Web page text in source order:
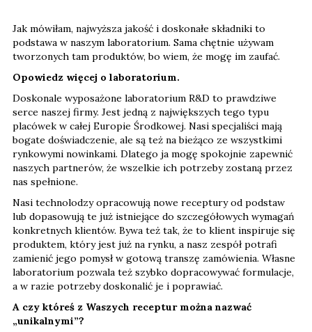
Jak mówiłam, najwyższa jakość i doskonałe składniki to
podstawa w naszym laboratorium. Sama chętnie używam
tworzonych tam produktów, bo wiem, że mogę im zaufać.
Opowiedz więcej o laboratorium.
Doskonale wyposażone laboratorium R&D to prawdziwe
serce naszej firmy. Jest jedną z największych tego typu
placówek w całej Europie Środkowej. Nasi specjaliści mają
bogate doświadczenie, ale są też na bieżąco ze wszystkimi
rynkowymi nowinkami. Dlatego ja mogę spokojnie zapewnić
naszych partnerów, że wszelkie ich potrzeby zostaną przez
nas spełnione.
Nasi technolodzy opracowują nowe receptury od podstaw
lub dopasowują te już istniejące do szczegółowych wymagań
konkretnych klientów. Bywa też tak, że to klient inspiruje się
produktem, który jest już na rynku, a nasz zespół potrafi
zamienić jego pomysł w gotową transzę zamówienia. Własne
laboratorium pozwala też szybko dopracowywać formulacje,
a w razie potrzeby doskonalić je i poprawiać.
A czy któreś z Waszych receptur można nazwać
„unikalnymi”?